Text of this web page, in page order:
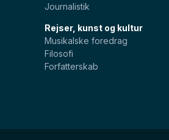
Journalistik
Rejser, kunst og kultur
Musikalske foredrag
Filosofi
Forfatterskab